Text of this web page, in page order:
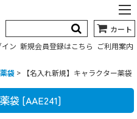
カート
イン 新規会員登録はこちら ご利用案内
袋 > 【名入れ新規】キャラクター薬袋
袋 [AAE241]